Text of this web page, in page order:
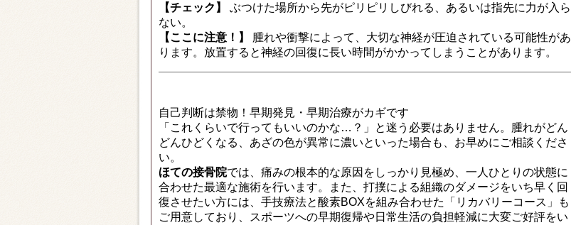
【チェック】
ぶつけた場所から先がピリピリしびれる、あるいは指先に力が入ら
ない。
【ここに注意！】
腫れや衝撃によって、大切な神経が圧迫されている可能性があ
ります。放置すると神経の回復に長い時間がかかってしまうことがあります。
自己判断は禁物！早期発見・早期治療がカギです
「これくらいで行ってもいいのかな…？」と迷う必要はありません。腫れがどん
どんひどくなる、あざの色が異常に濃いといった場合も、お早めにご相談くださ
い。
ほての接骨院では、痛みの根本的な原因をしっかり見極め、一人ひとりの状態に
合わせた最適な施術を行います。また、打撲による組織のダメージをいち早く回
復させたい方には、手技療法と酸素BOXを組み合わせた「リカバリーコース」も
ご用意しており、スポーツへの早期復帰や日常生活の負担軽減に大変ご好評をい